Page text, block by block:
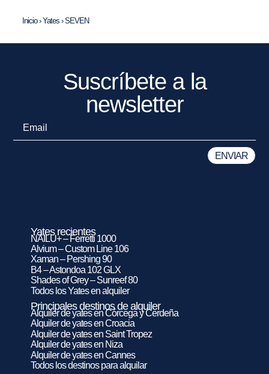
Inicio›Yates ›SEVEN
Suscríbete a la
newsletter
Yates recientes
NAILU+ – Ferretti 1000
Alvium – Custom Line 106
Xaman – Pershing 90
B4 – Astondoa 102 GLX
Shades of Grey – Sunreef 80
Todos los Yates en alquiler
Principales destinos de alquiler
Alquiler de yates en Córcega y Cerdeña
Alquiler de yates en Croacia
Alquiler de yates en Saint Tropez
Alquiler de yates en Niza
Alquiler de yates en Cannes
Todos los destinos para alquilar